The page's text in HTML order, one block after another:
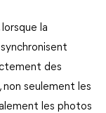
la
des
seulement les
les photos